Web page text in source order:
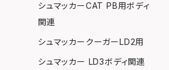
シュマッカーCAT PB用ボディ
関連
シュマッカークーガーLD2用
シュマッカー LD3ボディ関連